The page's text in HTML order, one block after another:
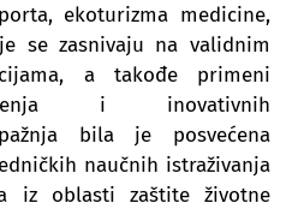
ekoturizma medicine,
se zasnivaju na validnim
a takođe primeni
i inovativnih
pažnja bila je posvećena
naučnih istraživanja
iz oblasti zaštite životne